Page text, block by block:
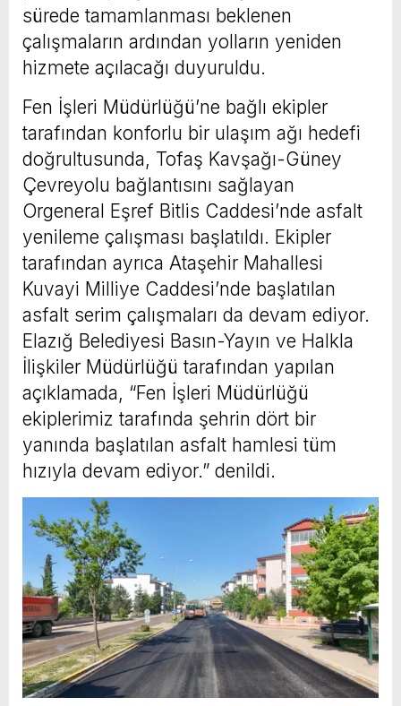
sürede tamamlanması beklenen
çalışmaların ardından yolların yeniden
hizmete açılacağı duyuruldu.
Fen İşleri Müdürlüğü’ne bağlı ekipler
tarafından konforlu bir ulaşım ağı hedefi
doğrultusunda, Tofaş Kavşağı-Güney
Çevreyolu bağlantısını sağlayan
Orgeneral Eşref Bitlis Caddesi’nde asfalt
yenileme çalışması başlatıldı. Ekipler
tarafından ayrıca Ataşehir Mahallesi
Kuvayi Milliye Caddesi’nde başlatılan
asfalt serim çalışmaları da devam ediyor.
Elazığ Belediyesi Basın-Yayın ve Halkla
İlişkiler Müdürlüğü tarafından yapılan
açıklamada, “Fen İşleri Müdürlüğü
ekiplerimiz tarafında şehrin dört bir
yanında başlatılan asfalt hamlesi tüm
hızıyla devam ediyor.” denildi.